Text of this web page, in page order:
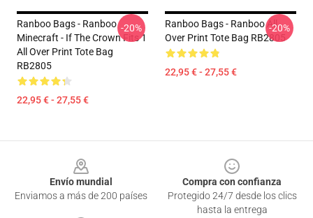
Ranboo Bags - Ranboo
Minecraft - If The Crown Fits 1
All Over Print Tote Bag
RB2805
22,95 € - 27,55 €
-20%
Ranboo Bags - Ranboo All
Over Print Tote Bag RB2805
22,95 € - 27,55 €
-20%
Envío mundial
Enviamos a más de 200 países
Compra con confianza
Protegido 24/7 desde los clics
hasta la entrega